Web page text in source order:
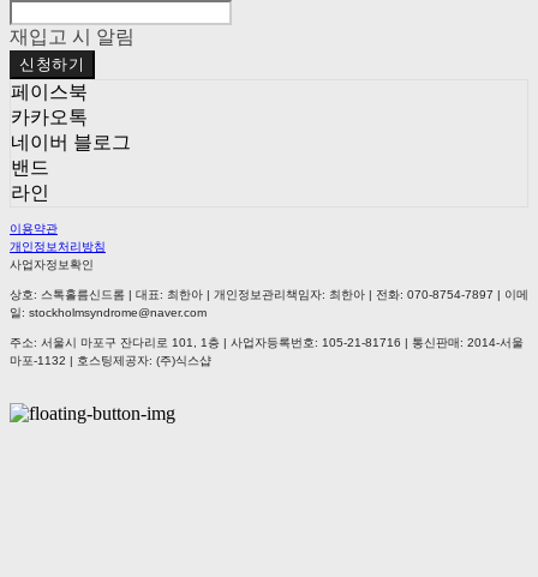
재입고 시 알림
신청하기
페이스북
카카오톡
네이버 블로그
밴드
라인
이용약관
개인정보처리방침
사업자정보확인
상호: 스톡홀름신드롬 | 대표: 최한아 | 개인정보관리책임자: 최한아 | 전화: 070-8754-7897 | 이메
일: stockholmsyndrome@naver.com
주소: 서울시 마포구 잔다리로 101, 1층 | 사업자등록번호: 105-21-81716 | 통신판매: 2014-서울
마포-1132 | 호스팅제공자: (주)식스샵